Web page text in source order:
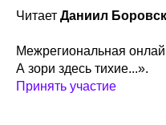
Читает Даниил
Межрегиональная
А зори здесь тихие...».
Принять участие